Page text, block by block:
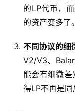
的LP代币，
的资产变多了。
不同协议的细
V2/V3、
能会有细微
得LP不再是同